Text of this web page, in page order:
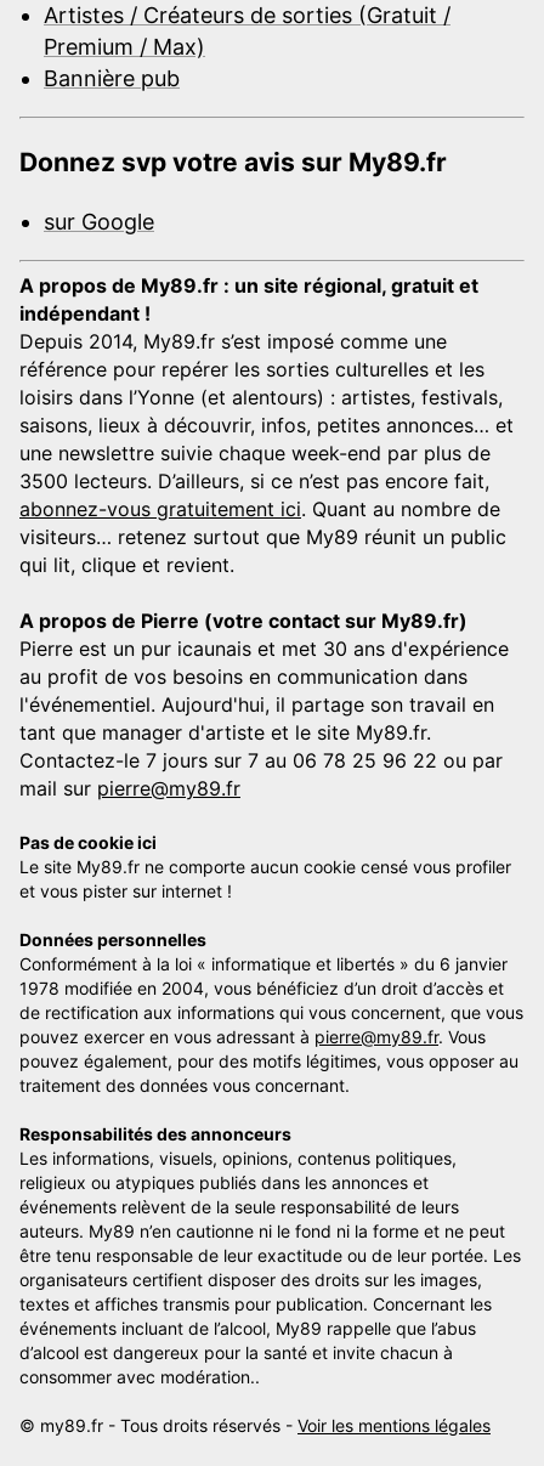
Artistes / Créateurs de sorties (Gratuit /
Premium / Max)
Bannière pub
Donnez svp votre avis sur My89.fr
sur Google
A propos de My89.fr : un site régional, gratuit et
indépendant !
Depuis 2014, My89.fr s’est imposé comme une
référence pour repérer les sorties culturelles et les
loisirs dans l’Yonne (et alentours) : artistes, festivals,
saisons, lieux à découvrir, infos, petites annonces… et
une newslettre suivie chaque week-end par plus de
3500 lecteurs. D’ailleurs, si ce n’est pas encore fait,
abonnez-vous gratuitement ici. Quant au nombre de
visiteurs… retenez surtout que My89 réunit un public
qui lit, clique et revient.
A propos de Pierre (votre contact sur My89.fr)
Pierre est un pur icaunais et met 30 ans d'expérience
au profit de vos besoins en communication dans
l'événementiel. Aujourd'hui, il partage son travail en
tant que manager d'artiste et le site My89.fr.
Contactez-le 7 jours sur 7 au 06 78 25 96 22 ou par
mail sur pierre@my89.fr
Pas de cookie ici
Le site My89.fr ne comporte aucun cookie censé vous profiler
et vous pister sur internet !
Données personnelles
Conformément à la loi « informatique et libertés » du 6 janvier
1978 modifiée en 2004, vous bénéficiez d’un droit d’accès et
de rectification aux informations qui vous concernent, que vous
pouvez exercer en vous adressant à pierre@my89.fr. Vous
pouvez également, pour des motifs légitimes, vous opposer au
traitement des données vous concernant.
Responsabilités des annonceurs
Les informations, visuels, opinions, contenus politiques,
religieux ou atypiques publiés dans les annonces et
événements relèvent de la seule responsabilité de leurs
auteurs. My89 n’en cautionne ni le fond ni la forme et ne peut
être tenu responsable de leur exactitude ou de leur portée. Les
organisateurs certifient disposer des droits sur les images,
textes et affiches transmis pour publication. Concernant les
événements incluant de l’alcool, My89 rappelle que l’abus
d’alcool est dangereux pour la santé et invite chacun à
consommer avec modération..
© my89.fr - Tous droits réservés - Voir les mentions légales